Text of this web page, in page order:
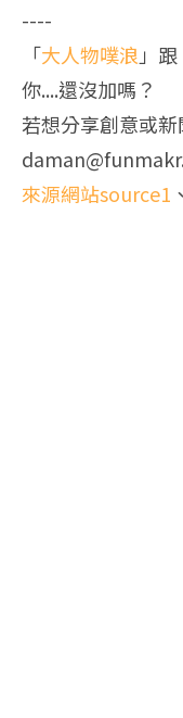
----
「大人物噗浪 」
你....還沒加嗎？
若想分享創意或
來源網站source1 、